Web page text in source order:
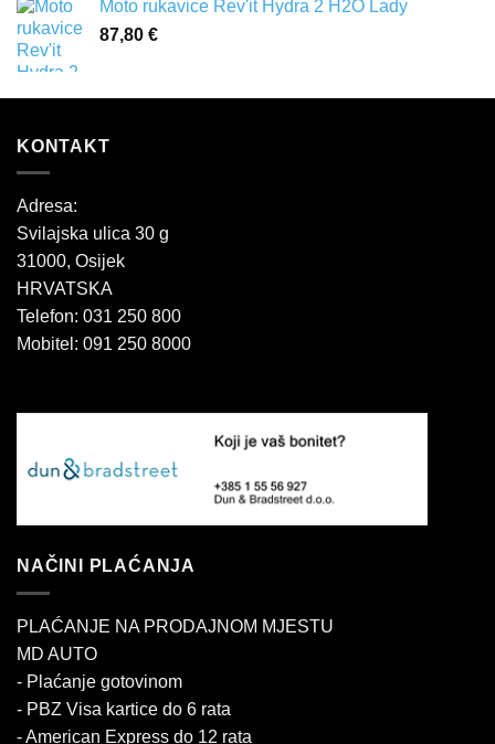
Moto rukavice Rev'it Hydra 2 H2O Lady
87,80 €
KONTAKT
Adresa:
Svilajska ulica 30 g
31000, Osijek
HRVATSKA
Telefon: 031 250 800
Mobitel: 091 250 8000
NAČINI PLAĆANJA
PLAĆANJE NA PRODAJNOM MJESTU
MD AUTO
- Plaćanje gotovinom
- PBZ Visa kartice do 6 rata
- American Express do 12 rata